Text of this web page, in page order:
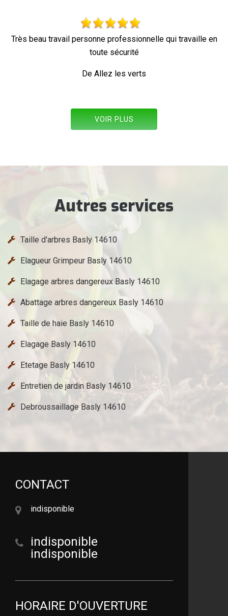
qui travaille en Parfait !
VOIR PLUS
Autres services
Taille d'arbres Basly 14610
Elagueur Grimpeur Basly 14610
Elagage arbres dangereux Basly 14610
Abattage arbres dangereux Basly 14610
Taille de haie Basly 14610
Elagage Basly 14610
Etetage Basly 14610
Entretien de jardin Basly 14610
Debroussaillage Basly 14610
CONTACT
indisponible
indisponible
indisponible
HORAIRE D'OUVERTURE